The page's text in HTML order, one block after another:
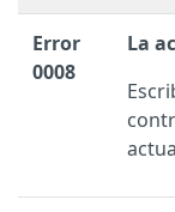
Error
0008
La